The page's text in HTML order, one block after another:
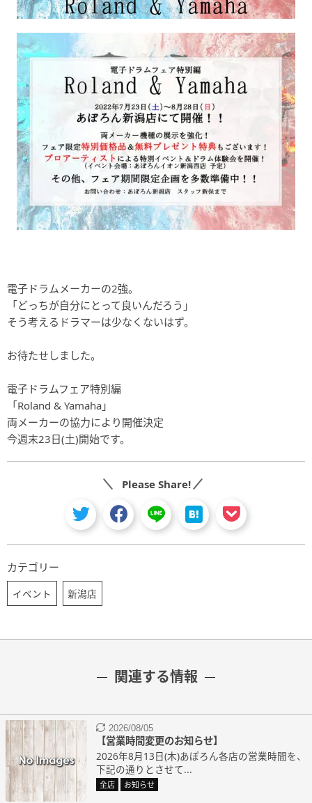
電子ドラムメーカーの2強。
「どっちが自分にとって良いんだろう」
そう考えるドラマーは少なくないはず。
お待たせしました。
電子ドラムフェア特別編
「Roland & Yamaha」
両メーカーの協力により開催決定
今週末23日(土)開始です。
Please Share!
カテゴリー
イベント 新潟店
関連する情報
2026/08/05
【営業時間変更のお知らせ】
2026年8月13日(木)あぽろん各店の営業時間を、
下記の通りとさせて...
全店 お知らせ